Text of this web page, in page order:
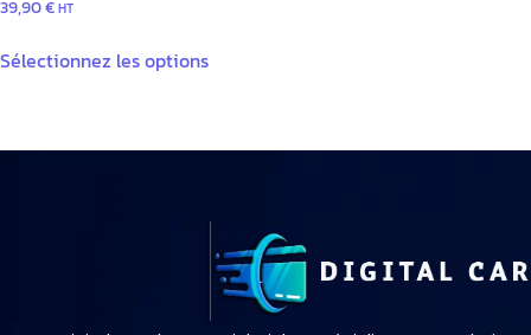
39,90€HT
Sélectionnez les options